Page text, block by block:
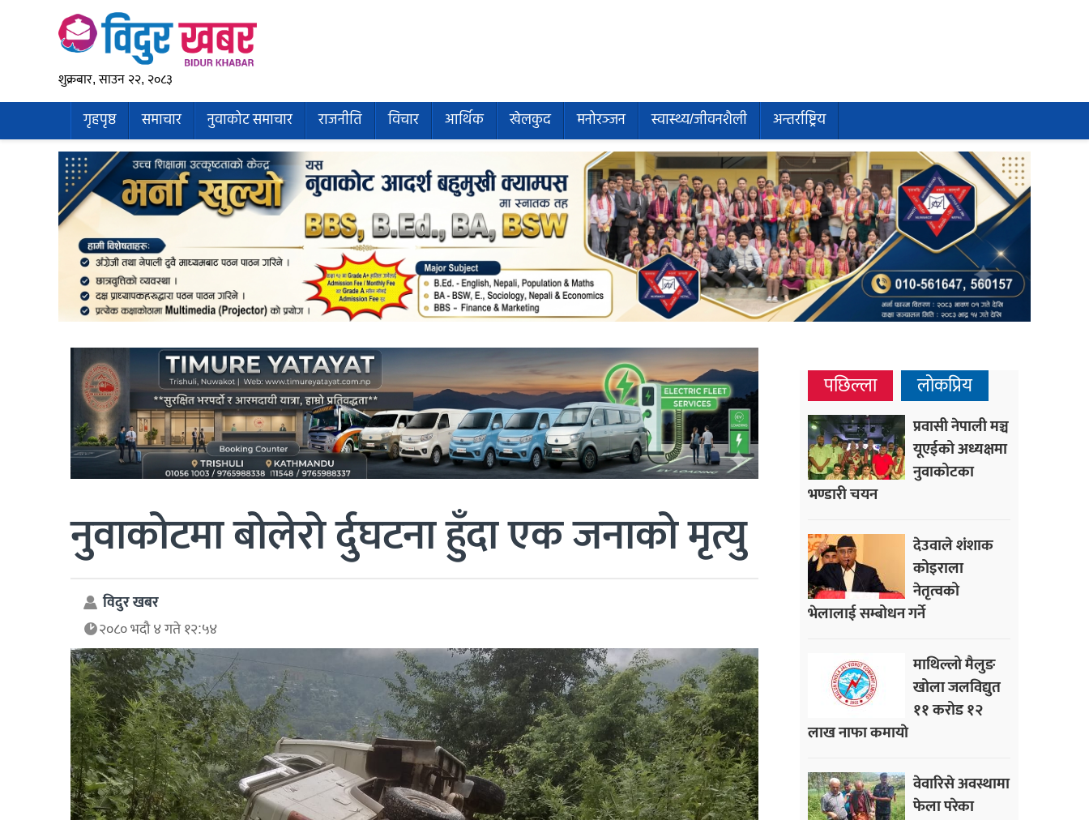
शुक्रबार, साउन २२, २०८३
गृहपृष्ठ समाचार नुवाकोट समाचार राजनीति विचार आर्थिक खेलकुद मनोरञ्जन स्वास्थ्य/जीवनशैली अन्तर्राष्ट्रिय
नुवाकोटमा बोलेरो र्दुघटना हुँदा एक जनाको मृत्यु
विदुर खबर
२०८० भदौ ४ गते १२:५४
पछिल्ला लोकप्रिय
प्रवासी नेपाली मञ्च
यूएईको अध्यक्षमा
नुवाकोटका
भण्डारी चयन
देउवाले शंशाक
कोइराला
नेतृत्वको
भेलालाई सम्बोधन गर्ने
माथिल्लो मैलुङ
खोला जलविद्युत
११ करोड १२
लाख नाफा कमायाे
वेवारिसे अवस्थामा
फेला परेका